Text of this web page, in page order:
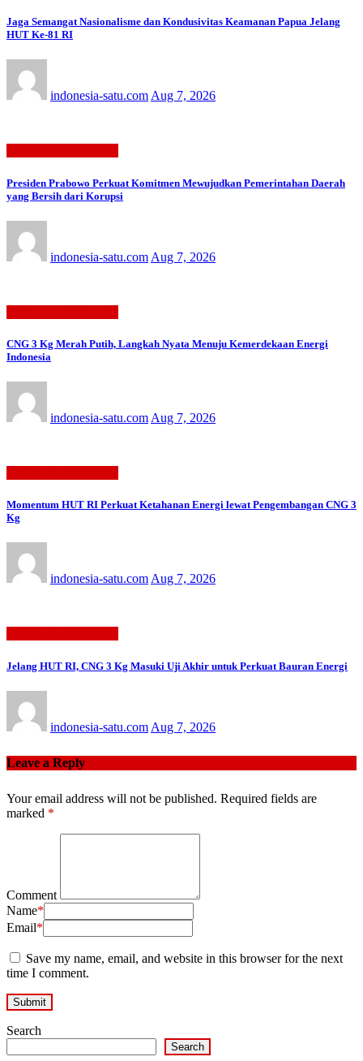
Jaga Semangat Nasionalisme dan Kondusivitas Keamanan Papua Jelang
HUT Ke-81 RI
indonesia-satu.com Aug 7, 2026
Presiden Prabowo Perkuat Komitmen Mewujudkan Pemerintahan Daerah
yang Bersih dari Korupsi
indonesia-satu.com Aug 7, 2026
CNG 3 Kg Merah Putih, Langkah Nyata Menuju Kemerdekaan Energi
Indonesia
indonesia-satu.com Aug 7, 2026
Momentum HUT RI Perkuat Ketahanan Energi lewat Pengembangan CNG 3
Kg
indonesia-satu.comAug 7, 2026
Jelang HUT RI, CNG 3 Kg Masuki Uji Akhir untuk Perkuat Bauran Energi
indonesia-satu.com Aug 7, 2026
Leave a Reply
Your email address will not be published. Required fields are
marked *
Comment
Name*
Email*
Save my name, email, and website in this browser for the next
time I comment.
Search
Search